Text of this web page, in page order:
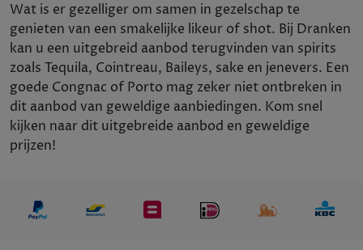
Wat is er gezelliger om samen in gezelschap te
genieten van een smakelijke likeur of shot. Bij Dranken
kan u een uitgebreid aanbod terugvinden van spirits
zoals Tequila, Cointreau, Baileys, sake en jenevers. Een
goede Congnac of Porto mag zeker niet ontbreken in
dit aanbod van geweldige aanbiedingen. Kom snel
kijken naar dit uitgebreide aanbod en geweldige
prijzen!